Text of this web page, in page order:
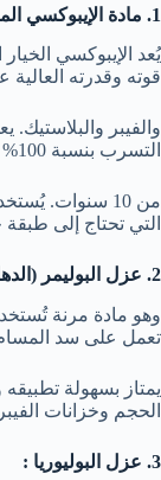
1. مادة الإيبوكسي المقاوم للماء :
يُعد الإيبوكسي
قوته وقدرته العالية
والفيبر
التسرب بنسبة 100% وتطيل عمر الخزان لأكثر
من 10 سنوات.
التي تحتاج إلى طبقة
2. عزل البوليمر (الدهان العازل) :
وهو مادة مرنة
تعمل على سد
يمتاز بسهولة
الحجم وخزانات
3. عزل البوليوريا :